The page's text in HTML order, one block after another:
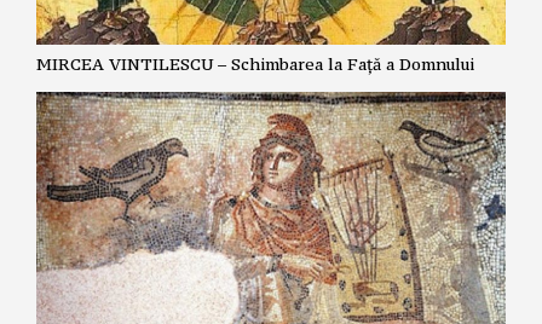
MIRCEA VINTILESCU – Schimbarea la Față a Domnului